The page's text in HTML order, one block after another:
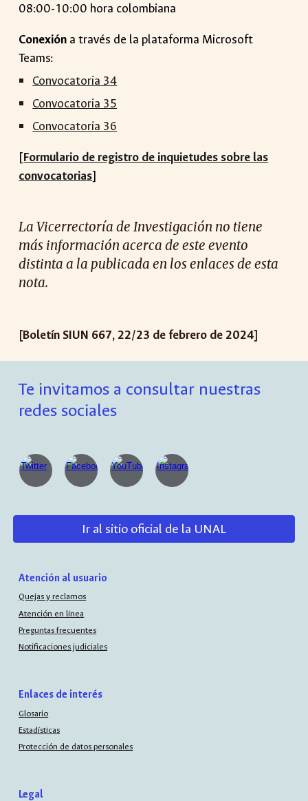
08:00-10:00 hora colombiana
Conexión a través de la plataforma Microsoft
Teams:
Convocatoria 34
Convocatoria 35
Convocatoria 36
[Formulario de registro de inquietudes sobre las
convocatorias]
La Vicerrectoría de Investigación no tiene
más información acerca de este evento
distinta a la publicada en los enlaces de esta
nota.
[Boletín SIUN 667, 22/23 de febrero de 2024]
Te invitamos a consultar nuestras
redes sociales
Ir al sitio oficial de la UNAL
Atención al usuario
Quejas y reclamos
Atención en línea
Preguntas frecuentes
Notificaciones judiciales
Enlaces de interés
Glosario
Estadísticas
Protección de datos personales
Legal